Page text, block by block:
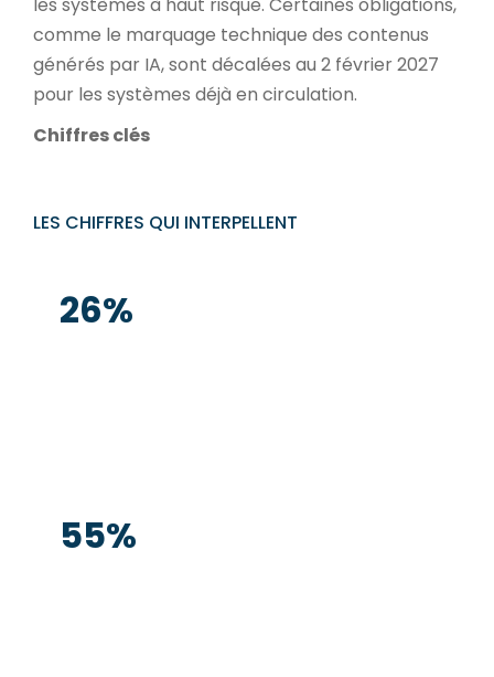
comme le marquage technique des contenus
générés par IA, sont décalées au 2 février 2027
pour les systèmes déjà en circulation.
Chiffres clés
LES CHIFFRES QUI INTERPELLENT
26%
55%